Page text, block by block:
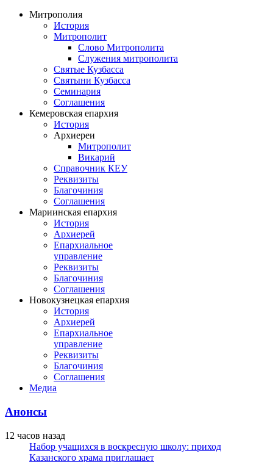
Митрополия
История
Митрополит
Слово Митрополита
Служения митрополита
Святые Кузбасса
Святыни Кузбасса
Семинария
Соглашения
Кемеровская епархия
История
Архиереи
Митрополит
Викарий
Справочник КЕУ
Реквизиты
Благочиния
Соглашения
Мариинская епархия
История
Архиерей
Епархиальное
управление
Реквизиты
Благочиния
Соглашения
Новокузнецкая епархия
История
Архиерей
Епархиальное
управление
Реквизиты
Благочиния
Соглашения
Медиа
Анонсы
12 часов назад
Набор учащихся в воскресную школу: приход
Казанского храма приглашает